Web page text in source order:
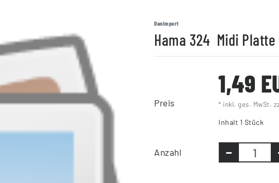
DanImport
Hama 324  Midi
Preis
1,49
* inkl. ges. MwSt.
Inhalt 1 Stück
Anzahl